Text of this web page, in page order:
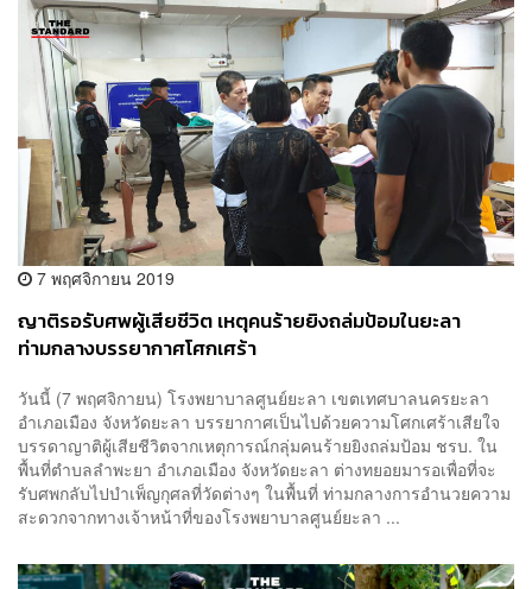
7 พฤศจิกายน 2019
ญาติรอรับศพผู้เสียชีวิต เหตุคนร้ายยิงถล่มป้อมในยะลา
ท่ามกลางบรรยากาศโศกเศร้า
วันนี้ (7 พฤศจิกายน) โรงพยาบาลศูนย์ยะลา เขตเทศบาลนครยะลา
อำเภอเมือง จังหวัดยะลา บรรยากาศเป็นไปด้วยความโศกเศร้าเสียใจ
บรรดาญาติผู้เสียชีวิตจากเหตุการณ์กลุ่มคนร้ายยิงถล่มป้อม ชรบ. ใน
พื้นที่ตำบลลำพะยา อำเภอเมือง จังหวัดยะลา ต่างทยอยมารอเพื่อที่จะ
รับศพกลับไปบำเพ็ญกุศลที่วัดต่างๆ ในพื้นที่ ท่ามกลางการอำนวยความ
สะดวกจากทางเจ้าหน้าที่ของโรงพยาบาลศูนย์ยะลา ...